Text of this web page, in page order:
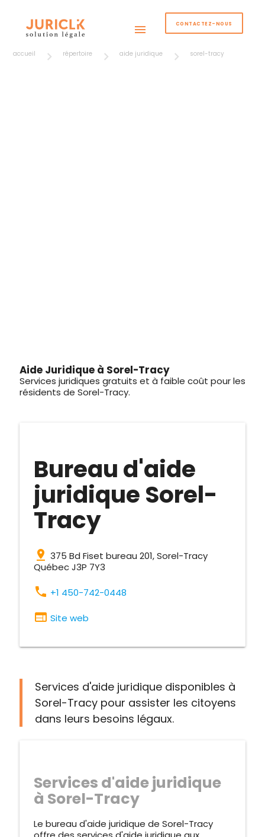
menu CONTACTEZ-NOUS
accueil répertoire aide juridique sorel-tracy
Aide Juridique à Sorel-Tracy
Services juridiques gratuits et à faible coût pour les
résidents de Sorel-Tracy.
Bureau d'aide
juridique Sorel-
Tracy
pin_drop 375 Bd Fiset bureau 201, Sorel-Tracy
Québec J3P 7Y3
phone +1 450-742-0448
web Site web
Services d'aide juridique disponibles à
Sorel-Tracy pour assister les citoyens
dans leurs besoins légaux.
Services d'aide juridique
à Sorel-Tracy
Le bureau d'aide juridique de Sorel-Tracy